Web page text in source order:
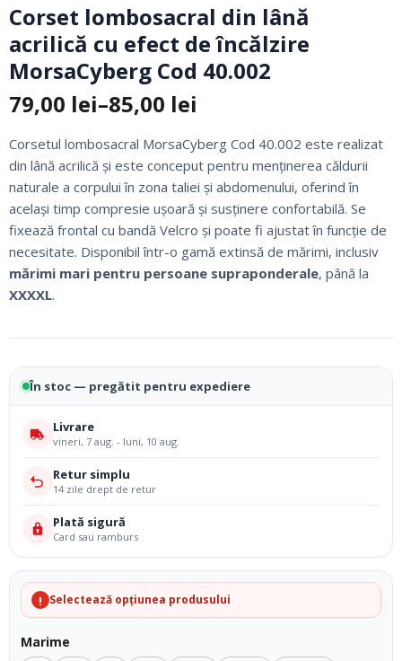
Corset lombosacral din lână
acrilică cu efect de încălzire
MorsaCyberg Cod 40.002
79,00 lei–85,00 lei
Interval
de
prețuri:
79,00 lei
până
la
85,00 lei
Corsetul lombosacral MorsaCyberg Cod 40.002 este realizat
din lână acrilică și este conceput pentru menținerea căldurii
naturale a corpului în zona taliei și abdomenului, oferind în
același timp compresie ușoară și susținere confortabilă. Se
fixează frontal cu bandă Velcro și poate fi ajustat în funcție de
necesitate. Disponibil într-o gamă extinsă de mărimi, inclusiv
mărimi mari pentru persoane supraponderale, până la
XXXXL.
În stoc — pregătit pentru expediere
Livrare
vineri, 7 aug. - luni, 10 aug.
Retur simplu
14 zile drept de retur
Plată sigură
Card sau ramburs
! Selectează opțiunea produsului
Marime